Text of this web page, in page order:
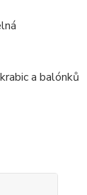
a balónků